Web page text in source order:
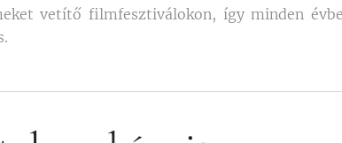
vetítő filmfesztiválokon, így minden